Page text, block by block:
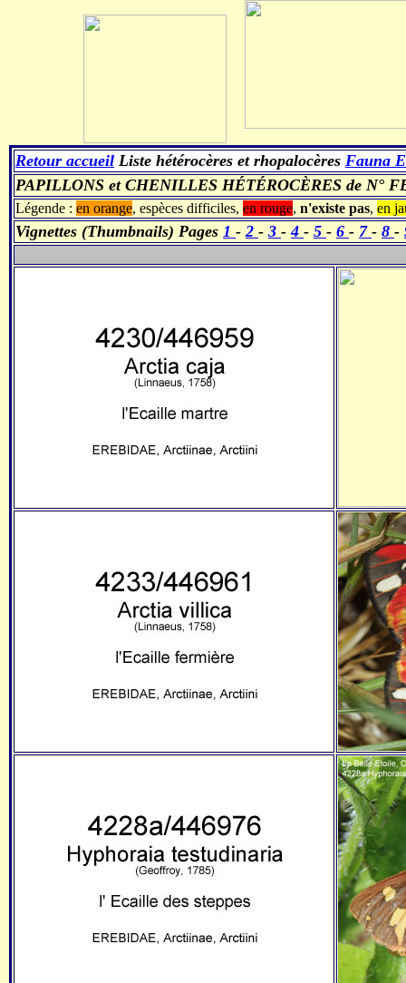
Retour accueil Liste hétérocères et rhopalocères Fauna
PAPILLONS et CHENILLES HÉTÉROCÈRES de N°
Légende : en orange, espèces difficiles, en rouge, n'existe pas, en
Vignettes (Thumbnails) Pages 1 -2 - 3 -4 - 5 - 6 - 7 - 8 -